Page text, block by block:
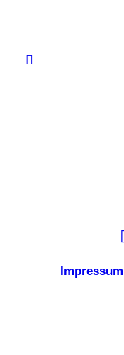
Impressum